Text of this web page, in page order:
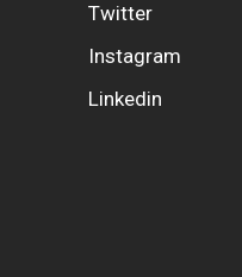
Twitter
Instagram
Linkedin